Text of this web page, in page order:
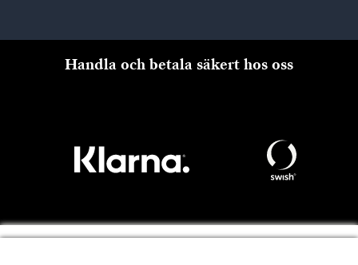
Handla och betala säkert hos oss